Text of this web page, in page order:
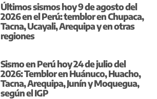
Últimos sismos hoy 9 de agosto del
2026 en el Perú: temblor en Chupaca,
Tacna, Ucayali, Arequipa y en otras
regiones
Sismo en Perú hoy 24 de julio del
2026: Temblor en Huánuco, Huacho,
Tacna, Arequipa, Junín y Moquegua,
según el IGP